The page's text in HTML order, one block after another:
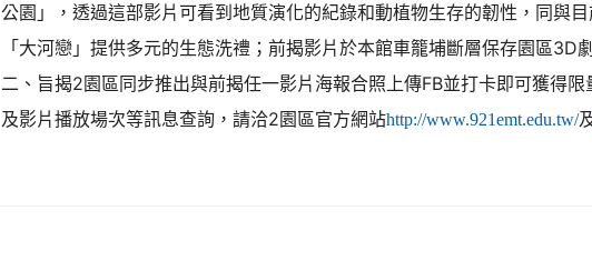
公園」，透過這部影片可看到地質演化的紀錄和動植物生存的韌性，同與
「大河戀」提供多元的生態洗禮；前揭影片於本館車籠埔斷層保存園區3D
二、旨揭2園區同步推出與前揭任一影片海報合照上傳FB並打卡即可獲得
及影片播放場次等訊息查詢，請洽2園區官方網站http://www.921emt.edu.tw/